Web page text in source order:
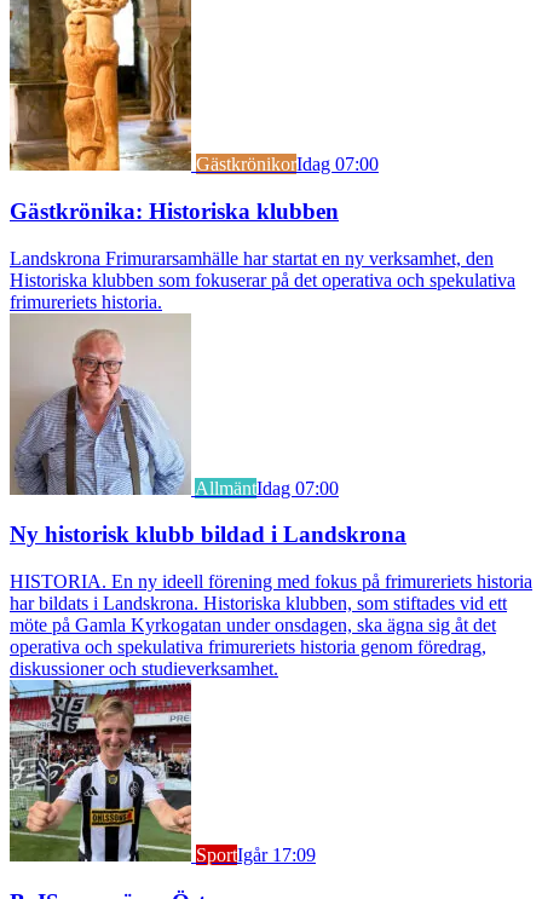
GästkrönikorIdag 07:00
Gästkrönika: Historiska klubben
Landskrona Frimurarsamhälle har startat en ny verksamhet, den
Historiska klubben som fokuserar på det operativa och spekulativa
frimureriets historia.
AllmäntIdag 07:00
Ny historisk klubb bildad i Landskrona
HISTORIA. En ny ideell förening med fokus på frimureriets historia
har bildats i Landskrona. Historiska klubben, som stiftades vid ett
möte på Gamla Kyrkogatan under onsdagen, ska ägna sig åt det
operativa och spekulativa frimureriets historia genom föredrag,
diskussioner och studieverksamhet.
SportIgår 17:09